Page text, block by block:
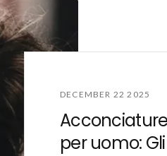
DECEMBER 22 2025
per uomo: